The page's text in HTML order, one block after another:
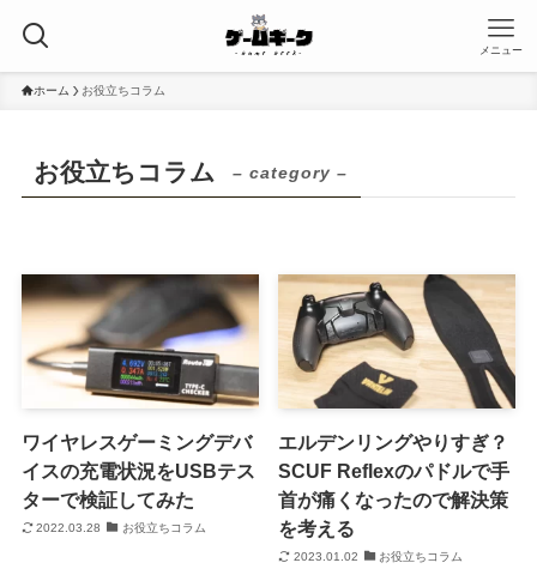
メニュー
ホーム お役立ちコラム
お役立ちコラム – category –
ワイヤレスゲーミングデバ
イスの充電状況をUSBテス
ターで検証してみた
2022.03.28 お役立ちコラム
エルデンリングやりすぎ？
SCUF Reflexのパドルで手
首が痛くなったので解決策
を考える
2023.01.02 お役立ちコラム